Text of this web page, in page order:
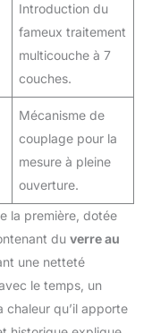
Introduction du
fameux traitement
multicouche à 7
couches.
Mécanisme de
couplage pour la
mesure à pleine
ouverture.
la première, dotée
du verre au
une netteté
le temps, un
chaleur qu’il apporte